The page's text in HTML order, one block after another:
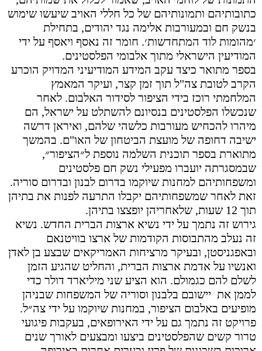
כתובותיהם ותמונותיהם של כל חללי האויב שיעשו שימוש
בנשק חם ובמעורבות אלימה נגד יהודים, בתחילת
׳מהומות לוד המתחדשות׳. חומר זה נאסף ויאסף על ידי
המודיעין הישראלי מתוך אלבומי הפלסטינים.
בספר מתואר כיצד עקב המידע המודיעיני המדויק הוכרע
הקרב לטובת צה"ל תוך זמן קצר, ועיקר המאמץ
המלחמתי רוכז בידי הציפור לסידור האלבום. לאחר
שנכשלו הפלסטינים בנסיונם להשתלט על ישראל, הם
מיהרו להכחיש מעורבות כלשהי שלהם, ואיראן דרשה
ישיבה דחופה של מועצת הביטחון של האו"ם. בהמשך
מתוארת בספר תוכנית השלמה נוספת ל״הציפור״,
שבמסגרתה יועברו מפעילי נשק חם פלסטינים
ומשפחותיהם למחנות שיוקמו בדרום לבנון ובדרום סוריה.
זאת לאחר שמשפחותיהם יקבלו התרעה לפנות את בתיהן
תוך 12 שעות, שלאחריהן יופצצו בתיהן.
גירוש זה נתמך על ידי נשיא ארצות הברית החדש. נשיא
זה נעלב מהתבוסות הקודמות של ארצו בוויטנאם
ובאפגניסטן, ובעיקר מרציחות האמריקאים שבצע בן לאדן
ואנשיו על אדמת ארצות הברית, והחליט שהגיע הזמן
לשלם להם כגמולם. הוא הציע שני מיליארד דולר כדי
לממן את יישובם בלבנון וסוריה של המשפחות שבניהן
מופיעים באלבום הציפור, במחנות שיוקמו על ידי צה״ל.
פרויקט זה נתמך גם על ידי האירופאים, בעקבות פיגועי
טרור קשים שהפלסטינים ביצעו ומבצעים לאורך שנים